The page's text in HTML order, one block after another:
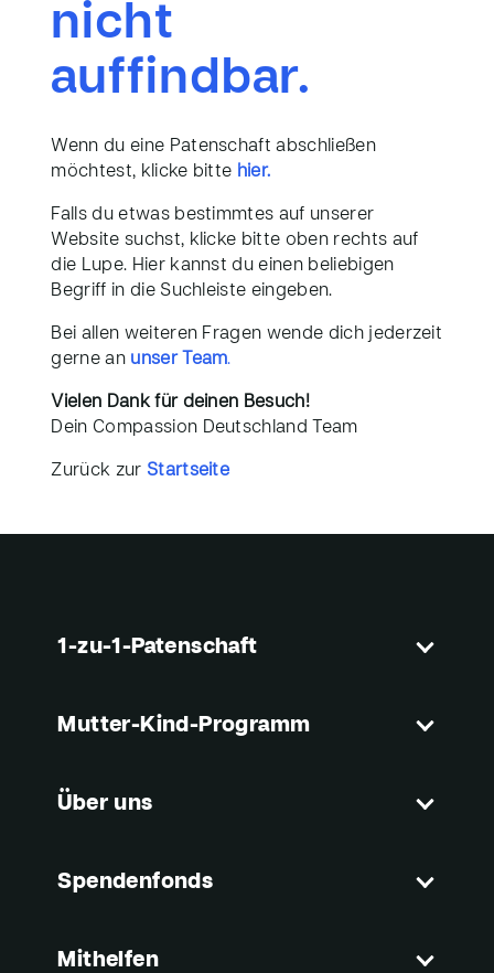
nicht
auffindbar.
Wenn du eine Patenschaft abschließen
möchtest, klicke bitte hier.
Falls du etwas bestimmtes auf unserer
Website suchst, klicke bitte oben rechts auf
die Lupe. Hier kannst du einen beliebigen
Begriff in die Suchleiste eingeben.
Bei allen weiteren Fragen wende dich jederzeit
gerne an unser Team.
Vielen Dank für deinen Besuch!
Dein Compassion Deutschland Team
Zurück zur Startseite
1-zu-1-Patenschaft
Mutter-Kind-Programm
Über uns
Spendenfonds
Mithelfen